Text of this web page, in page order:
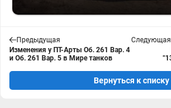
Предыдущая
Изменения у ПТ-Арты Об. 261 Вар. 4
и Об. 261 Вар. 5 в Мире танков
Следующая
Вернуться к списку